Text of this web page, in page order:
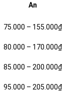
An
75.000 – 155.000₫
80.000 – 170.000₫
85.000 – 200.000₫
95.000 – 205.000₫